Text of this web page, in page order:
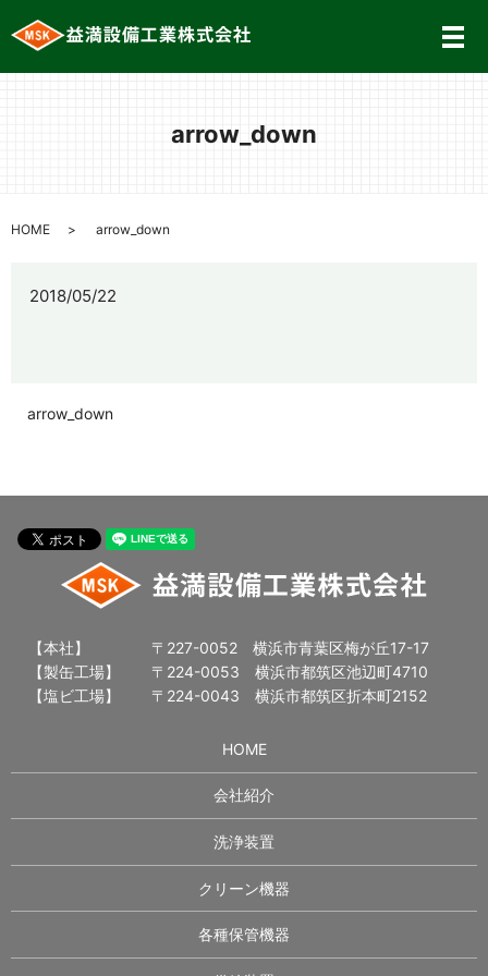
メ
arrow_down
HOME arrow_down
2018/05/22
arrow_down
【本社】
〒227-0052 横浜市青葉区梅が丘17-17
【製缶工場】
〒224-0053 横浜市都筑区池辺町4710
【塩ビ工場】
〒224-0043 横浜市都筑区折本町2152
HOME
会社紹介
洗浄装置
クリーン機器
各種保管機器